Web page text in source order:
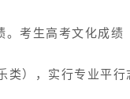
考生高考文化成绩
），实行专业平行